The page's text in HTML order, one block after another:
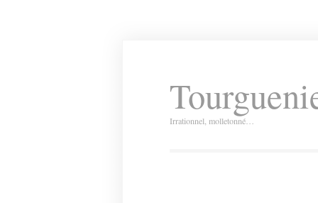
Irrationnel, molletonné…